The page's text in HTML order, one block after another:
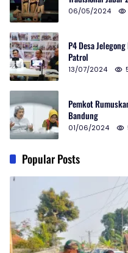
06/05/2024
P4 Desa
Patrol
13/07/2024
Pemkot
Bandung
01/06/2024
Popular Posts